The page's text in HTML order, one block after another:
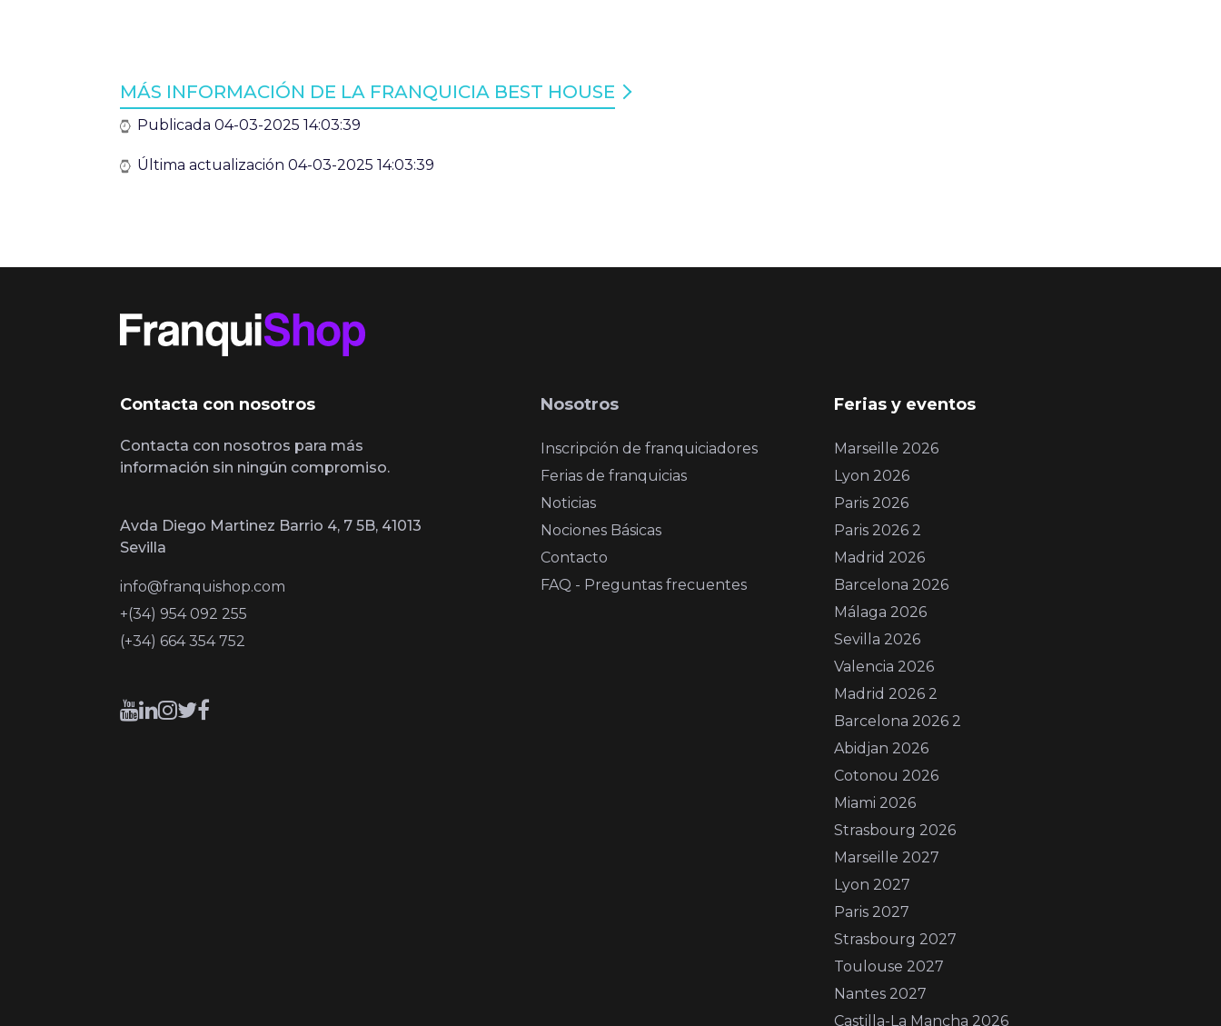
MÁS INFORMACIÓN DE LA FRANQUICIA BEST HOUSE
Publicada 04-03-2025 14:03:39
Última actualización 04-03-2025 14:03:39
Contacta con nosotros
Contacta con nosotros para más
información sin ningún compromiso.
Avda Diego Martinez Barrio 4, 7 5B, 41013
Sevilla
info@franquishop.com
+(34) 954 092 255
(+34) 664 354 752
Nosotros
Inscripción de franquiciadores
Ferias de franquicias
Noticias
Nociones Básicas
Contacto
FAQ - Preguntas frecuentes
Ferias y eventos
Marseille 2026
Lyon 2026
Paris 2026
Paris 2026 2
Madrid 2026
Barcelona 2026
Málaga 2026
Sevilla 2026
Valencia 2026
Madrid 2026 2
Barcelona 2026 2
Abidjan 2026
Cotonou 2026
Miami 2026
Strasbourg 2026
Marseille 2027
Lyon 2027
Paris 2027
Strasbourg 2027
Toulouse 2027
Nantes 2027
Castilla-La Mancha 2026